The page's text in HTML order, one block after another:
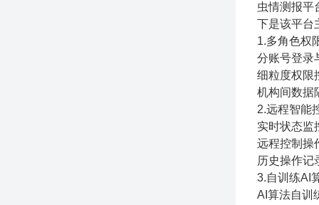
虫情测报平
下是该平台
1.多角色权
分账号登录
细粒度权限
机构间数据
2.远程智能
实时状态监
远程控制操
历史操作记
3.自训练AI
AI算法自训